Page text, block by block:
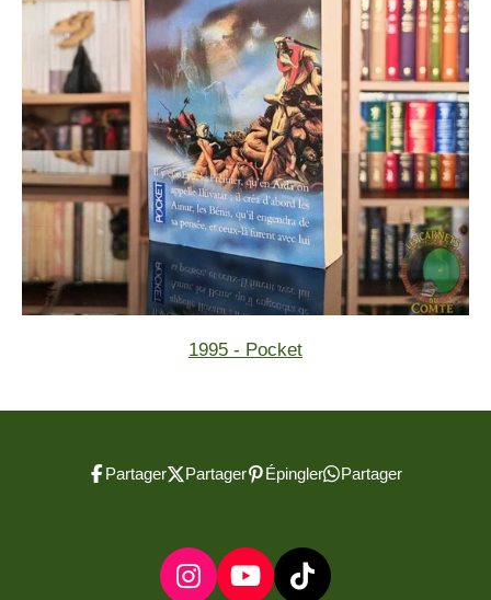
1995 - Pocket
Partager Partager Épingler Partager
I Y T